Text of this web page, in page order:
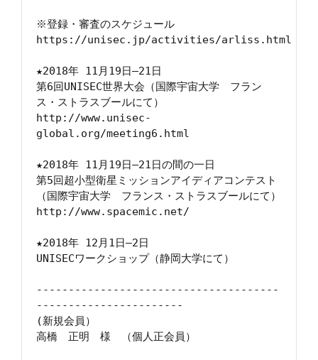
※登録・審査のスケジュール
https://unisec.jp/activities/arliss.html
★2018年 11月19日―21日
第6回UNISEC世界大会（国際宇宙大学　フラン
ス・ストラスブールにて）
http://www.unisec-
global.org/meeting6.html
★2018年 11月19日―21日の間の一日
第5回超小型衛星ミッションアイディアコンテスト
（国際宇宙大学　フランス・ストラスブールにて）
http://www.spacemic.net/
★2018年 12月1日―2日
UNISECワークショップ（静岡大学にて）
--------------------------------------
-----------------------
(新規会員）
高橋　正明　様　（個人正会員）